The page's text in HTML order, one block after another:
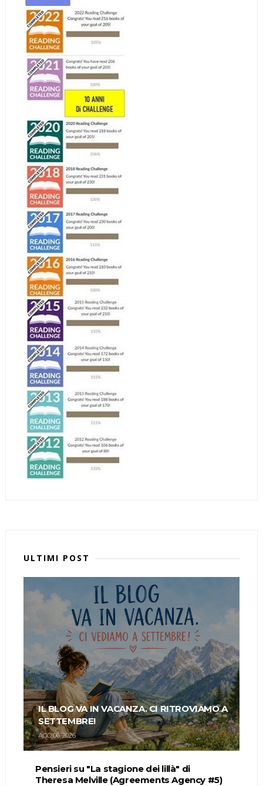
ULTIMI POST
IL BLOG VA IN VACANZA. CI RITROVIAMO A
SETTEMBRE!
AGO 06, 2026
Pensieri su "La stagione dei lillà" di
Theresa Melville (Agreements Agency #5)